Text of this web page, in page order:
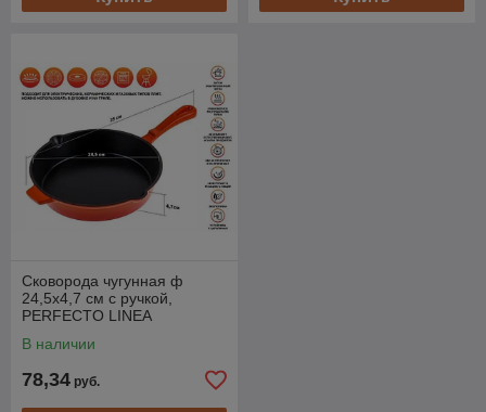
Сковорода чугунная ф
24,5х4,7 см с ручкой,
PERFECTO LINEA
В наличии
78,34 руб.